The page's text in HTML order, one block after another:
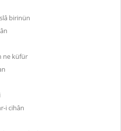
birinün
ne küfür
i cihân